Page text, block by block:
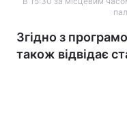
Згідно з
також відвідає